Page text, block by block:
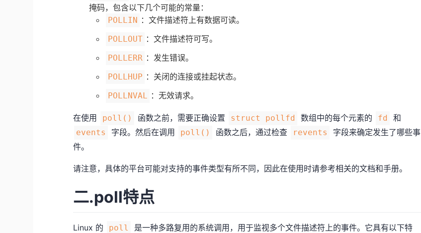
掩码，包含以下几个可能的常量：
POLLIN ：文件描述符上有数据可读。
POLLOUT ：文件描述符可写。
POLLERR ：发生错误。
POLLHUP ：关闭的连接或挂起状态。
POLLNVAL ：无效请求。
在使用 poll() 函数之前，需要正确设置 struct pollfd 数组中的每个元素的 fd 和
events 字段。然后在调用 poll() 函数之后，通过检查 revents
字段来确定发生了哪些事
件。
请注意，具体的平台可能对支持的事件类型有所不同，因此在使用时请参考相关的文档和手册。
二.poll特点
Linux 的 poll
是一种多路复用的系统调用，用于监视多个文件描述符上的事件。它具有以下特